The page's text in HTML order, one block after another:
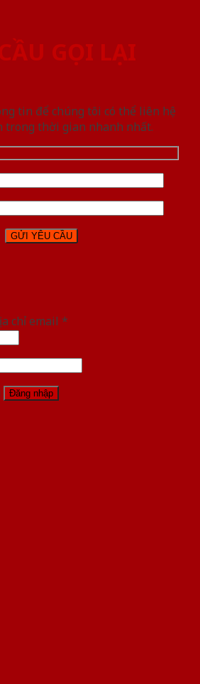
GỌI LẠI
tin để chúng tôi có thể liên hệ
trong thời gian nhanh nhất.
chỉ email *
Đăng nhập